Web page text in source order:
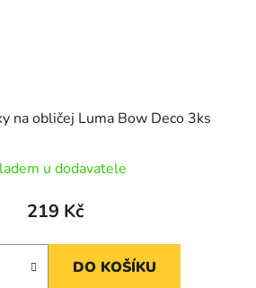
na obličej Luma Bow Deco 3ks
u dodavatele
219 Kč
DO KOŠÍKU